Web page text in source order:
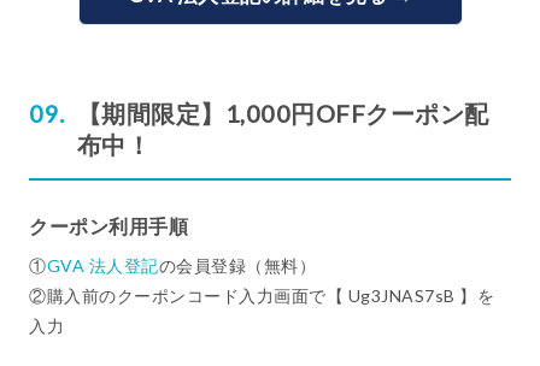
【期間限定】1,000円OFFクーポン配
布中！
クーポン利用手順
①GVA 法人登記の会員登録（無料）
②購入前のクーポンコード入力画面で【 Ug3JNAS7sB 】を
入力